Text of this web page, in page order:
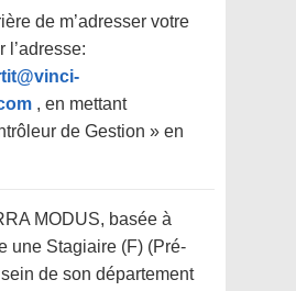
de m’adresser votre
l’adresse:
, en mettant
de Gestion » en
MODUS, basée à
une Stagiaire (F) (Pré-
de son département